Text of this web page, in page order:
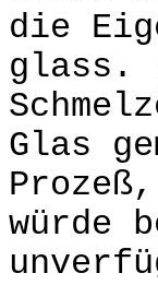
die
glass.
Glas
würde